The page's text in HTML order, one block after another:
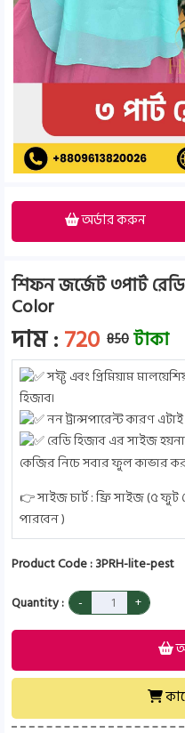
অর্ডার করুন
শিফন জর্জেট ৩পার্ট
Color
দাম :720 850 টাকা
সফ্ট এবং প্রিমিয়াম
হিজাব।
নন ট্রান্সপারেন্ট কারণ
রেডি হিজাব এর সাইজ
কেজির নিচে সবার ফুল কাভার
👉 সাইজ চার্ট : ফ্রি সাইজ (৫ ফুট
পারবেন )
Product Code : 3PRH-lite-pest
Quantity :